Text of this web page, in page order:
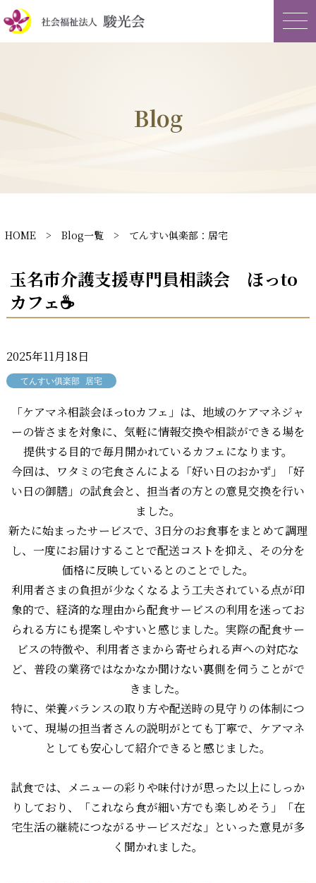
Blog
HOME > Blog一覧 > てんすい俱楽部：居宅
玉名市介護支援専門員相談会 ほっto
カフェ☕
2025年11月18日
てんすい俱楽部 居宅
「ケアマネ相談会ほっtoカフェ」は、地域のケアマネジャ
ーの皆さまを対象に、気軽に情報交換や相談ができる場を
提供する目的で毎月開かれているカフェになります。
今回は、ワタミの宅食さんによる「好い日のおかず」「好
い日の御膳」の試食会と、担当者の方との意見交換を行い
ました。
新たに始まったサービスで、3日分のお食事をまとめて調理
し、一度にお届けすることで配送コストを抑え、その分を
価格に反映しているとのことでした。
利用者さまの負担が少なくなるよう工夫されている点が印
象的で、経済的な理由から配食サービスの利用を迷ってお
られる方にも提案しやすいと感じました。実際の配食サー
ビスの特徴や、利用者さまから寄せられる声への対応な
ど、普段の業務ではなかなか聞けない裏側を伺うことがで
きました。
特に、栄養バランスの取り方や配送時の見守りの体制につ
いて、現場の担当者さんの説明がとても丁寧で、ケアマネ
としても安心して紹介できると感じました。
試食では、メニューの彩りや味付けが思った以上にしっか
りしており、「これなら食が細い方でも楽しめそう」「在
宅生活の継続につながるサービスだな」といった意見が多
く聞かれました。